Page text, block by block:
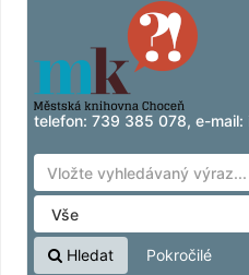
Přeskočit na obsah
telefon: 739 385 078, e-mail:
Hledat Pokročilé